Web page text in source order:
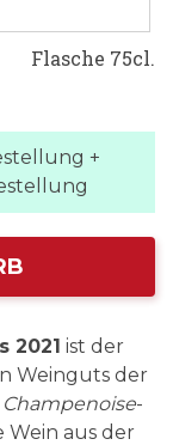
Flasche 75cl.
+
2021 ist der
Weinguts der
Champenoise-
Wein aus der